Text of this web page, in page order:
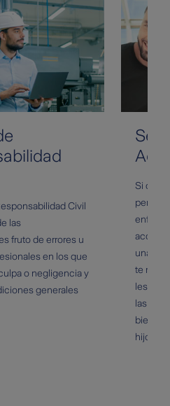
Civil
las
fruto de errores u
en los que
o negligencia y
generales
Si
perder
una
te
lesión,
las
hijos